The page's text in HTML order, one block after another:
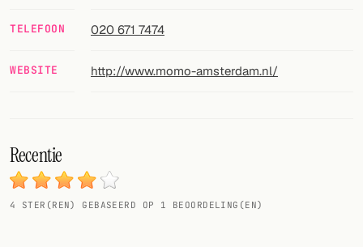
Cocktail glazen
Cocktail bar
Eenheden
TELEFOON 020 671 7474
WEBSITE http://www.momo-amsterdam.nl/
Recentie
4 STER(REN) GEBASEERD OP 1 BEOORDELING(EN)